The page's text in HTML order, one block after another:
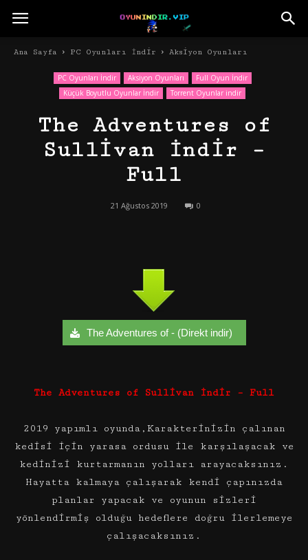
Ana Sayfa PC Oyunları İndir Aksiyon Oyunları
PC Oyunları İndir Aksiyon Oyunları
Full Oyun İndir
Küçük Boyutlu Oyunlar İndir
Torrent Oyunlar indir
The Adventures of
Sullivan İndir –
Full
21 Ağustos 2019 0
The Adventures of - (Direkt indir)
The Adventures of Sullivan İndir – Full
2019 yapımlı oyunda,Karakterinizin çalınan
kedisi için yarasa ordusu ile karşılaşacak ve
kedinizi kurtarmanın yolları arayacaksınız.
Hayatta kalmaya çalışarak kendi çapınızda
planlar yapacak ve oyunun sizleri
yönlendirmiş olduğu hedeflere doğru ilerlemeye
çalışacaksınız.